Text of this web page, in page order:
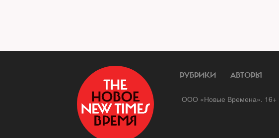
РУБРИКИ АВТОРЫ
ООО «Новые Времена». 16+